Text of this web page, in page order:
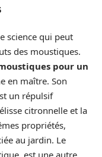
science qui peut
des moustiques.
pour un
en maître. Son
un répulsif
citronnelle et la
propriétés,
au jardin. Le